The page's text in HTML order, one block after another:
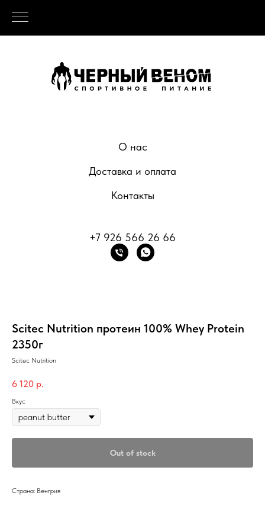
О нас
Доставка и оплата
Контакты
+7 926 566 26 66
Scitec Nutrition протеин 100% Whey Protein
2350г
Scitec Nutrition
6 120 р.
Вкус
Out of stock
Страна: Венгрия